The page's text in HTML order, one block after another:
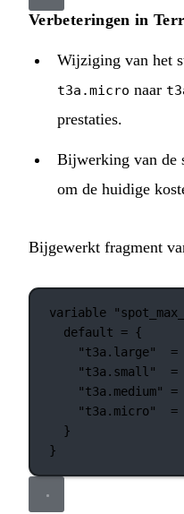
Verbeteringen in
Wijziging van het
t3a.micro naar
prestaties.
Bijwerking van de
om de huidige
Bijgewerkt fragment
variable
default = {
"t3a.large"
=
"t3a.small"
=
"t3a.medium"
=
"t3a.micro"
=
}
}